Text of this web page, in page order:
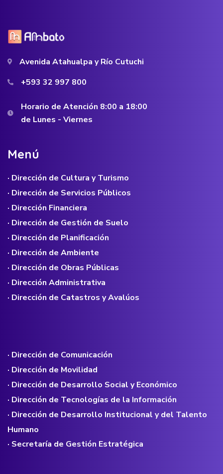
Avenida Atahualpa y Río Cutuchi
+593 32 997 800
Horario de Atención 8:00 a 18:00
de Lunes - Viernes
Menú
· Dirección de Cultura y Turismo
· Dirección de Servicios Públicos
· Dirección Financiera
· Dirección de Gestión de Suelo
· Dirección de Planificación
· Dirección de Ambiente
· Dirección de Obras Públicas
· Dirección Administrativa
· Dirección de Catastros y Avalúos
· Dirección de Comunicación
· Dirección de Movilidad
· Dirección de Desarrollo Social y Económico
· Dirección de Tecnologías de la Información
· Dirección de Desarrollo Institucional y del Talento
Humano
· Secretaría de Gestión Estratégica